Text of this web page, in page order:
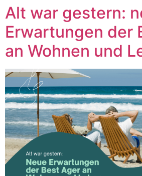
Alt war gestern:
Erwartungen der
an Wohnen und